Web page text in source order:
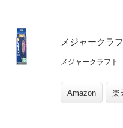
メジャークラ
メジャークラフト
Amazon 楽